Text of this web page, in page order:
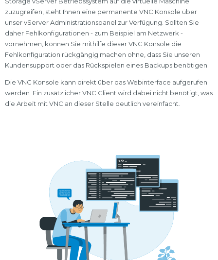
zuzugreifen, steht Ihnen eine permanente VNC Konsole über
unser vServer Administrationspanel zur Verfügung. Sollten Sie
daher Fehlkonfigurationen - zum Beispiel am Netzwerk -
vornehmen, können Sie mithilfe dieser VNC Konsole die
Fehlkonfiguration rückgängig machen ohne, dass Sie unseren
Kundensupport oder das Rückspielen eines Backups benötigen.
Die VNC Konsole kann direkt über das Webinterface aufgerufen
werden. Ein zusätzlicher VNC Client wird dabei nicht benötigt, was
die Arbeit mit VNC an dieser Stelle deutlich vereinfacht.